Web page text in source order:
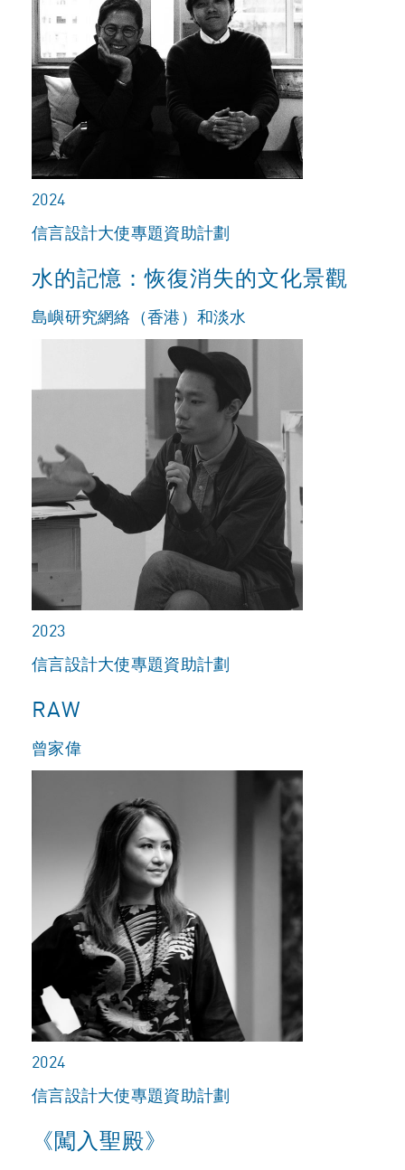
2024
信言設計大使專題資助計劃
水的記憶：恢復消失的文化景觀
島嶼研究網絡（香港）和淡水
2023
信言設計大使專題資助計劃
RAW
曾家偉
2024
信言設計大使專題資助計劃
《闖入聖殿》